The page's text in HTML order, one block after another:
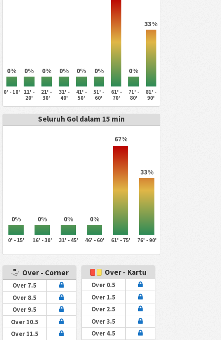
0% 0% 0% 0% 0% 0% 0%
33%
0' - 10'
11' -
20'
21' -
30'
31' -
40'
41' -
50'
51' -
60'
61' -
70'
71' -
80'
81' -
90'
Seluruh Gol dalam 15 min
0% 0% 0% 0%
67%
33%
0' - 15' 16' - 30' 31' - 45' 46' - 60' 61' - 75' 76' - 90'
Over - Corner
Over 7.5
Over 8.5
Over 9.5
Over 10.5
Over 11.5
Over - Kartu
Over 0.5
Over 1.5
Over 2.5
Over 3.5
Over 4.5